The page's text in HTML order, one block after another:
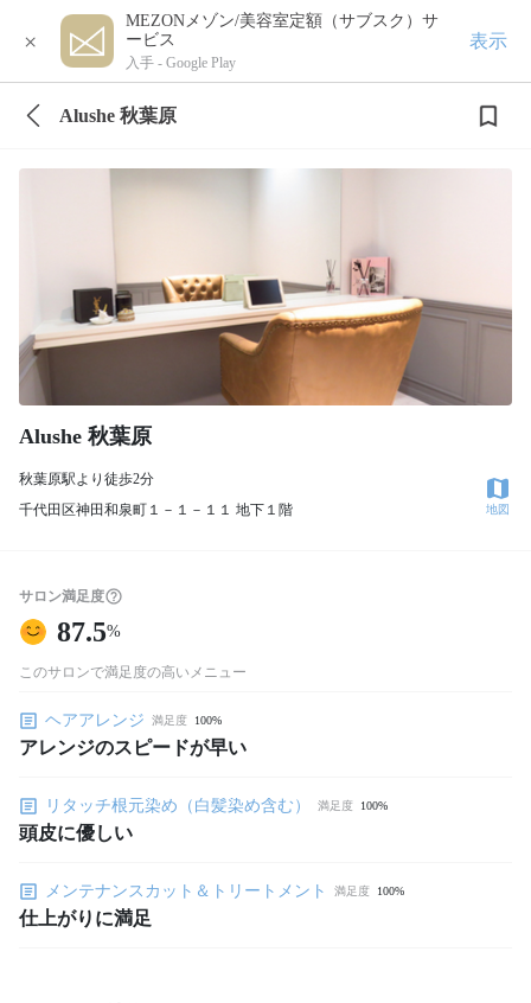
×
MEZONメゾン/美容室定額（サブスク）サ
ービス
入手 - Google Play
表示
Alushe 秋葉原
Alushe 秋葉原
秋葉原駅より徒歩2分
千代田区神田和泉町１－１－１１ 地下１階
地図
サロン満足度
87.5%
このサロンで満足度の高いメニュー
ヘアアレンジ 満足度 100%
アレンジのスピードが早い
リタッチ根元染め（白髪染め含む） 満足度 100%
頭皮に優しい
メンテナンスカット＆トリートメント 満足度 100%
仕上がりに満足